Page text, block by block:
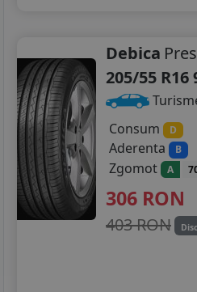
Debica
205/55 R16
Consum
D
Aderenta B
Zgomot A
306 RON
403 RON